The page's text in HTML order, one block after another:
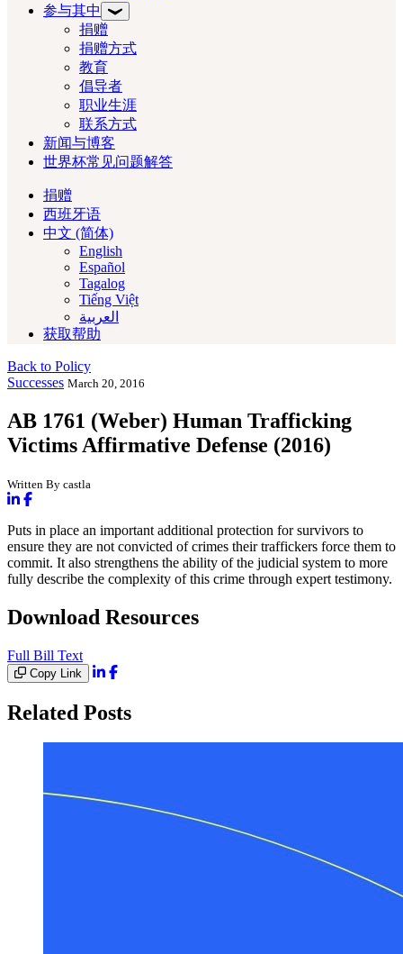
参与其中
捐赠
捐赠方式
教育
倡导者
职业生涯
联系方式
新闻与博客
世界杯常见问题解答
捐赠
西班牙语
中文 (简体)
English
Español
Tagalog
Tiếng Việt
العربية‏
获取帮助
Back to Policy
Successes March 20, 2016
AB 1761 (Weber) Human Trafficking
Victims Affirmative Defense (2016)
Written By castla
Puts in place an important additional protection for survivors to
ensure they are not convicted of crimes their traffickers force them to
commit. It also strengthens the ability of the judicial system to more
fully describe the complexity of this crime through expert testimony.
Download Resources
Full Bill Text
Copy Link
Related Posts